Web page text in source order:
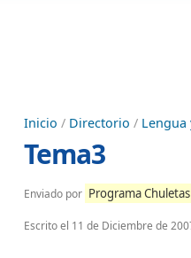
Inicio / Directorio /
Tema3
Enviado por Programa Chuletas
Escrito el 11 de Diciembre de